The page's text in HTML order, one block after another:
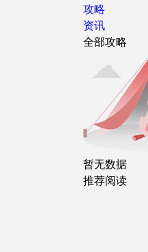
攻略
资讯
全部攻略
暂无数据
推荐阅读